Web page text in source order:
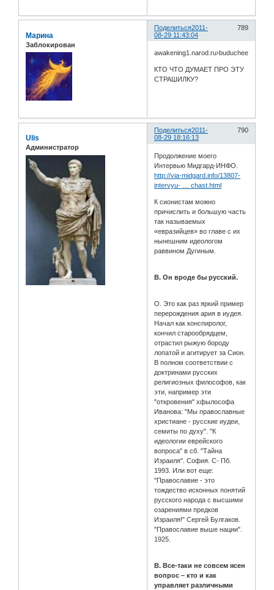
Поделиться 789
2011-
08-29 11:43:04
Марина
Заблокирован
awakening1.narod.ru›buduchee/
КТО ЧТО ДУМАЕТ ПРО ЭТУ
СТРАШИЛКУ?
Поделиться 790
2011-
08-29 18:16:13
Ulis
Администратор
Продолжение моего
Интервью Мидгард-ИНФО.
http://via-midgard.info/13807-
intervyu- … chast.html
К сионистам можно
причислить и большую часть
так называемых
«евразийцев» во главе с их
нынешним идеологом
раввином Дугиным.
В. Он вроде бы русский.
О. Это как раз яркий пример
перерождения ария в иудея.
Начал как конспиролог,
кончил старообрядцем,
отрастил рыжую бороду
лопатой и агитирует за Сион.
В полном соответствии с
доктринами русских
религиозных философов, как
эти, например эти
"откровения" хфылософа
Иванова: "Мы православные
христиане - русские иудеи,
семиты по духу". "К
идеологии еврейского
вопроса" в сб. "Тайна
Израиля". София. С- Пб.
1993. Или вот еще:
"Православие - это
тождество исконных понятий
русского народа с высшими
озарениями предков
Израиля!" Сергей Булгаков.
"Православие выше нации".
1925.
В. Все-таки не совсем ясен
вопрос – кто и как
управляет различными